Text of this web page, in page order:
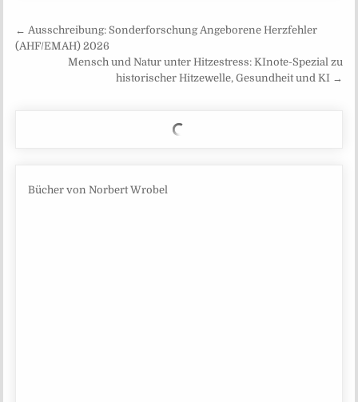
Beitragsnavigation
← Ausschreibung: Sonderforschung Angeborene Herzfehler
(AHF/EMAH) 2026
Mensch und Natur unter Hitzestress: KInote-Spezial zu
historischer Hitzewelle, Gesundheit und KI →
Bücher von Norbert Wrobel